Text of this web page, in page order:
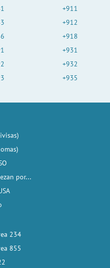
+911
+912
+918
+931
+932
+935
por...
234
855